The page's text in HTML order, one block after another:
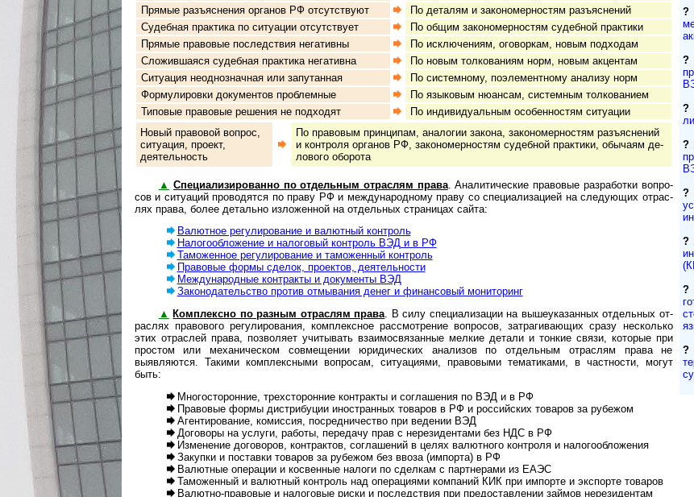
Прямые разъяснения органов РФ отсутствуют
По деталям и закономерностям разъяснений
Судебная практика по ситуации отсутствует
По общим закономерностям судебной практики
Прямые правовые последствия негативны
По исключениям, оговоркам, новым подходам
Сложившаяся судебная практика негативна
По новым толкованиям норм, новым акцентам
Ситуация неоднозначная или запутанная
По системному, поэлементному анализу норм
Формулировки документов проблемные
По языковым нюансам, системным толкованием
Типовые правовые решения не подходят
По индивидуальным особенностям ситуации
Новый правовой вопрос,
си­ту­а­ция, про­ект,
деятельность
По правовым принципам, аналогии закона, за­ко­но­мер­нос­тям разъ­яс­не­ний
и кон­т­ро­ля органов РФ, за­ко­но­мер­нос­тям су­деб­ной прак­ти­ки, обы­ча­ям де­
ло­во­го оборота
▲ Специализированно по отдельным отраслям права. Ана­ли­ти­чес­кие пра­во­вые раз­ра­бот­ки во­п­ро­
сов и ситуаций проводятся по праву РФ и международному праву со специализацией на следующих от­рас­
лях права, более детально изложенной на отдельных страницах сайта:
Валютное регулирование и валютный контроль
Налогообложение и налоговый контроль ВЭД и в РФ
Таможенное регулирование и таможенный контроль
Правовые формы сделок, проектов, деятельности
Международные контракты и документы ВЭД
Законодательство против отмывания денег и финансовый мо­ни­то­ринг
▲ Комплексно по разным отраслям права. В силу спе­ци­а­ли­за­ции на вы­ше­ука­зан­ных от­дель­ных от­
рас­лях правового регулирования, ком­п­лек­с­ное рассмотрение вопросов, затрагивающих сразу несколько
этих отраслей права, позволяет учитывать взаимосвязанные мелкие детали и тонкие связи, которые при
простом или механическом совмещении юридических анализов по отдельным отраслям права не
выявляются. Такими комплексными вопросам, ситуациями, правовыми тематиками, в частности, могут
быть:
Многосторонние, трех­сто­рон­ние контракты и соглашения по ВЭД и в РФ
Правовые формы дистрибуции иностранных товаров в РФ и российских товаров за рубежом
Агентирование, комиссия, посредничество при ведении ВЭД
Договоры на услуги, работы, передачу прав с нерезидентами без НДС в РФ
Изменение договоров, контрактов, соглашений в целях валютного контроля и налогообложения
Закупки и поставки товаров за рубежом без ввоза (импорта) в РФ
Валютные операции и косвенные налоги по сделкам с партнерами из ЕАЭС
Таможенный и валютный контроль над операциями компаний КИК при импорте и экспорте товаров
Валютно-правовые и налоговые риски и последствия при предоставлении займов нерезидентам
?
?
?
?
?
?
?
?